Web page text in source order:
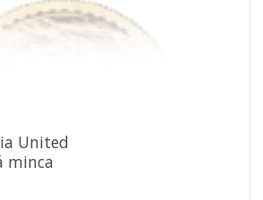
United
minca